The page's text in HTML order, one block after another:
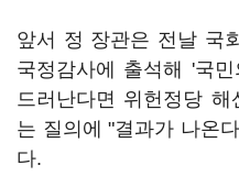
앞서 정 장관은 전날 국
국정감사에 출석해 '국
드러난다면 위헌정당
는 질의에 "결과가 나온
다.